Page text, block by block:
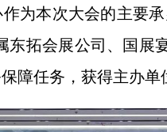
为本次大会的主要
东拓会展公司、国
障任务，获得主办